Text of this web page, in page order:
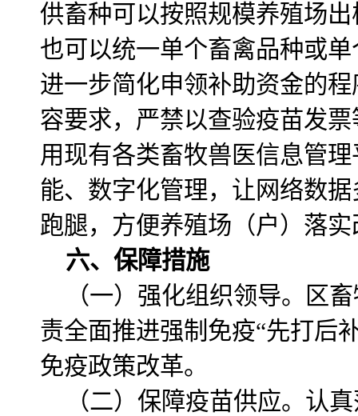
供畜种可以按照规模养殖场
也可以统一单个畜禽品种或
进一步简化申领补助资金的
容要求，严禁以查验疫苗发
用现有各类畜牧兽医信息管
能、数字化管理，让网络数
跑腿，方便养殖场（户）落
六、保障措施
（一）强化组织领导。区
责全面推进强制免疫“先打后
免疫政策改革。
（二）保障疫苗供应。认